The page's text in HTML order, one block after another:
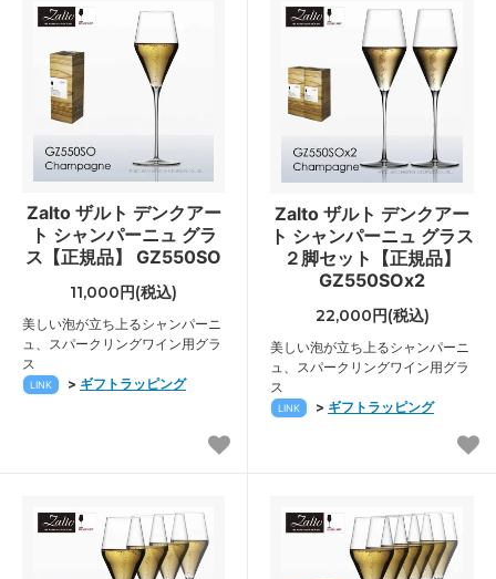
Zalto ザルト デンクアー
ト シャンパーニュ グラ
ス【正規品】 GZ550SO
11,000円(税込)
美しい泡が立ち上るシャンパーニ
ュ、スパークリングワイン用グラ
ス
LINK > ギフトラッピング
Zalto ザルト デンクアー
ト シャンパーニュ グラス
２脚セット【正規品】
GZ550SOx2
22,000円(税込)
美しい泡が立ち上るシャンパーニ
ュ、スパークリングワイン用グラ
ス
LINK > ギフトラッピング